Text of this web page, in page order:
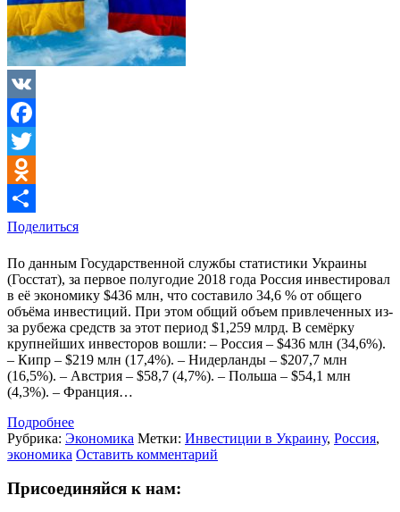
VK
Facebook
Twitter
Odnoklassniki
Поделиться
По данным Государственной службы статистики Украины
(Госстат), за первое полугодие 2018 года Россия инвестировал
в её экономику $436 млн, что составило 34,6 % от общего
объёма инвестиций. При этом общий объем привлеченных из-
за рубежа средств за этот период $1,259 млрд. В семёрку
крупнейших инвесторов вошли: – Россия – $436 млн (34,6%).
– Кипр – $219 млн (17,4%). – Нидерланды – $207,7 млн
(16,5%). – Австрия – $58,7 (4,7%). – Польша – $54,1 млн
(4,3%). – Франция…
Подробнее
Рубрика: Экономика Метки: Инвестиции в Украину, Россия,
экономика Оставить комментарий
Присоединяйся к нам: